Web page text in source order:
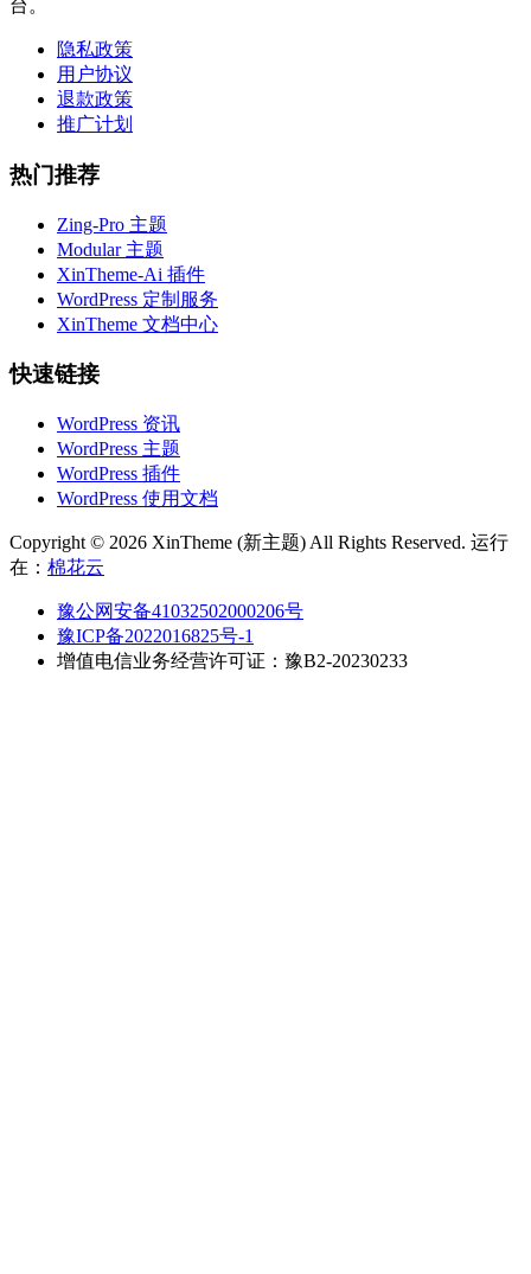
台。
隐私政策
用户协议
退款政策
推广计划
热门推荐
Zing-Pro 主题
Modular 主题
XinTheme-Ai 插件
WordPress 定制服务
XinTheme 文档中心
快速链接
WordPress 资讯
WordPress 主题
WordPress 插件
WordPress 使用文档
Copyright © 2026 XinTheme (新主题) All Rights Reserved. 运行
在： 棉花云
豫公网安备41032502000206号
豫ICP备2022016825号-1
增值电信业务经营许可证：豫B2-20230233